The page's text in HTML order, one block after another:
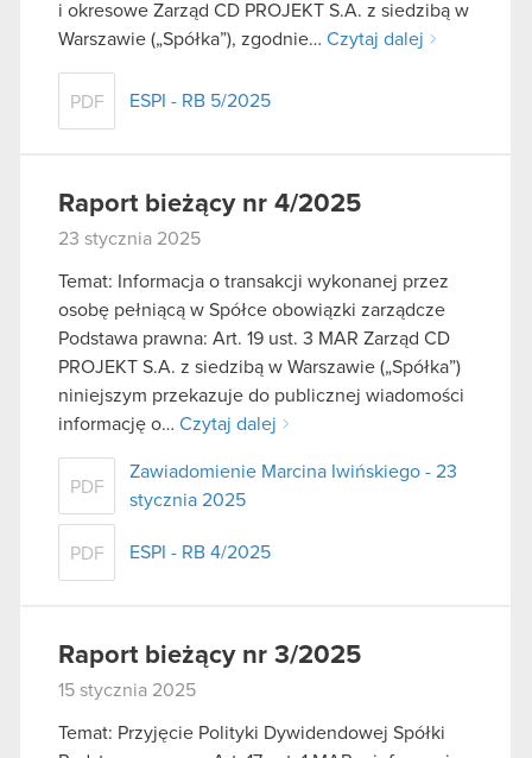
i okresowe Zarząd CD PROJEKT S.A. z siedzibą w
Warszawie („Spółka”), zgodnie… Czytaj dalej
PDF ESPI - RB 5/2025
Raport bieżący nr 4/2025
23 stycznia 2025
Temat: Informacja o transakcji wykonanej przez
osobę pełniącą w Spółce obowiązki zarządcze
Podstawa prawna: Art. 19 ust. 3 MAR Zarząd CD
PROJEKT S.A. z siedzibą w Warszawie („Spółka”)
niniejszym przekazuje do publicznej wiadomości
informację o… Czytaj dalej
PDF
Zawiadomienie Marcina Iwińskiego - 23
stycznia 2025
PDF ESPI - RB 4/2025
Raport bieżący nr 3/2025
15 stycznia 2025
Temat: Przyjęcie Polityki Dywidendowej Spółki